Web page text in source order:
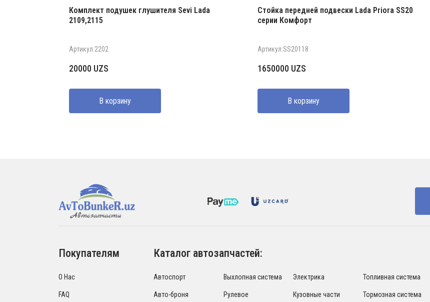
Комплект подушек глушителя Sevi Lada
2109,2115
Артикул:2202
20000 UZS
В корзину
Стойка передней подвески Lada Priora SS20
серии Комфорт
Артикул:SS20118
1650000 UZS
В корзину
Покупателям
О Нас
FAQ
Каталог автозапчастей:
Автоспорт
Авто-броня
Выхлопная система
Рулевое
Электрика
Кузовные части
Топливная система
Тормозная система